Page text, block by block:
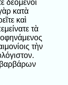
δεόμενοί
κατὰ
καὶ
τὰ
τὴν
βαρβάρων